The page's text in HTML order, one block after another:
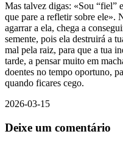
Mas talvez digas: «Sou “fiel”
que pare a refletir sobre ele».
agarrar a ela, chega a
semente, pois ela destruirá a
mal pela raiz, para que a tua
tarde, a pensar muito em
doentes no tempo oportuno,
quando ficares cego.
2026-03-15
Deixe um comentário